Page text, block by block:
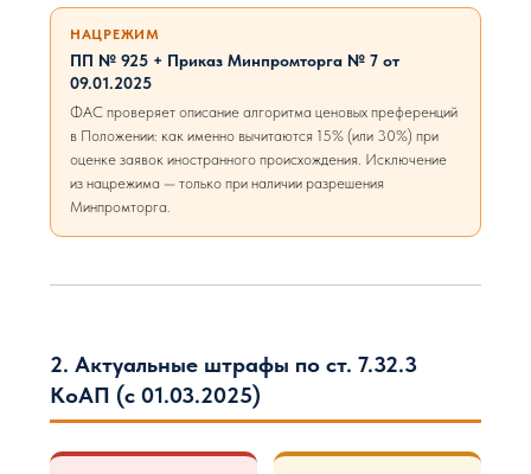
НАЦРЕЖИМ
ПП № 925 + Приказ Минпромторга № 7 от
09.01.2025
ФАС проверяет описание алгоритма ценовых преференций
в Положении: как именно вычитаются 15% (или 30%) при
оценке заявок иностранного происхождения. Исключение
из нацрежима — только при наличии разрешения
Минпромторга.
2. Актуальные штрафы по ст. 7.32.3
КоАП (с 01.03.2025)